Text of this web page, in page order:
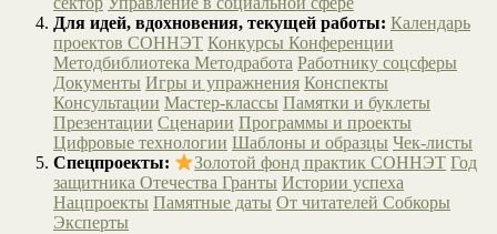
Для идей, вдохновения, текущей работы: Календарь
проектов СОННЭТ Конкурсы Конференции
Методбиблиотека Методработа Работнику соцсферы
Документы Игры и упражнения Конспекты
Консультации Мастер-классы Памятки и буклеты
Презентации Сценарии Программы и проекты
Цифровые технологии Шаблоны и образцы Чек-листы
Спецпроекты:
Золотой фонд практик СОННЭТ Год
защитника Отечества Гранты Истории успеха
Нацпроекты Памятные даты От читателей Собкоры
Эксперты